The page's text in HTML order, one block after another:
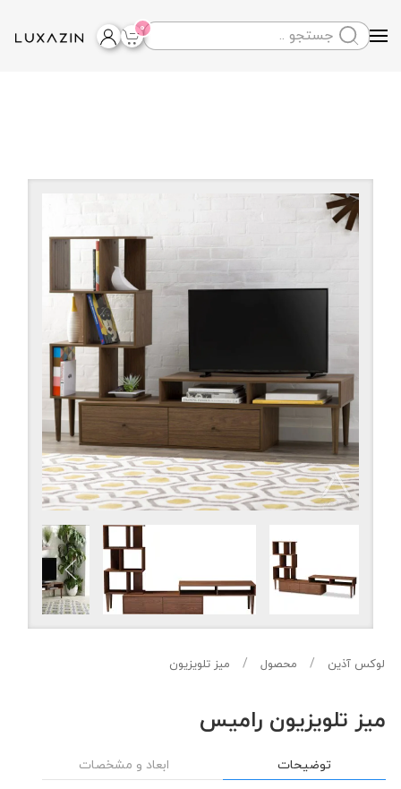
Skip to main content
0
لوکس آذین محصول میز تلویزیون
میز تلویزیون رامیس
توضیحات ابعاد و مشخصات